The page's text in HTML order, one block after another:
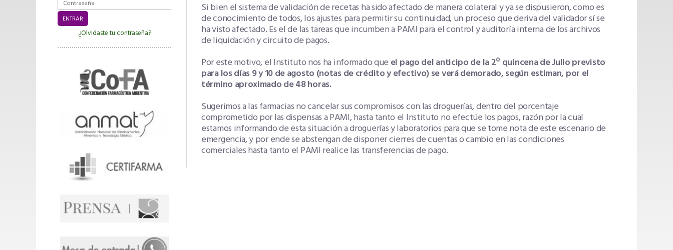
¿Olvidaste tu contraseña?
Si bien el sistema de validación de recetas ha sido afectado de manera colateral y ya se dispusieron, como es
de conocimiento de todos, los ajustes para permitir su continuidad, un proceso que deriva del validador sí se
ha visto afectado. Es el de las tareas que incumben a PAMI para el control y auditoría interna de los archivos
de liquidación y circuito de pagos.
Por este motivo, el Instituto nos ha informado que el pago del anticipo de la2º quincena de Julio previsto
para los días 9 y 10 de agosto (notas de crédito y efectivo) se verá demorado, según estiman, por el
término aproximado de 48 horas.
Sugerimos a las farmacias no cancelar sus compromisos con las droguerías, dentro del porcentaje
comprometido por las dispensas a PAMI, hasta tanto el Instituto no efectúe los pagos, razón por la cual
estamos informando de esta situación a droguerías y laboratorios para que se tome nota de este escenario de
emergencia, y por ende se abstengan de disponer cierres de cuentas o cambio en las condiciones
comerciales hasta tanto el PAMI realice las transferencias de pago.